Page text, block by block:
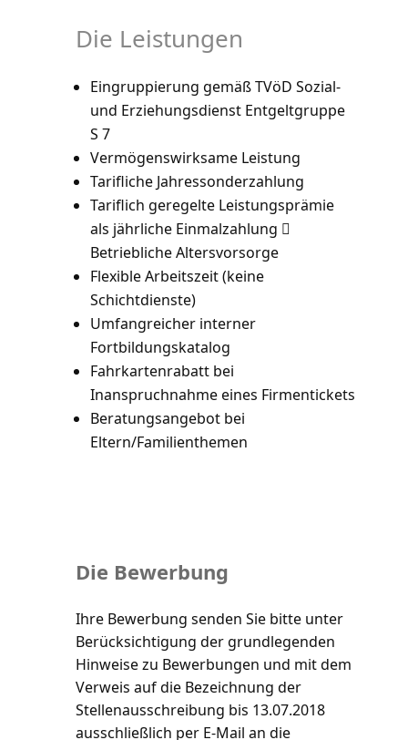
Die Leistungen
Eingruppierung gemäß TVöD Sozial-
und Erziehungsdienst Entgeltgruppe
S 7
Vermögenswirksame Leistung
Tarifliche Jahressonderzahlung
Tariflich geregelte Leistungsprämie
als jährliche Einmalzahlung 
Betriebliche Altersvorsorge
Flexible Arbeitszeit (keine
Schichtdienste)
Umfangreicher interner
Fortbildungskatalog
Fahrkartenrabatt bei
Inanspruchnahme eines Firmentickets
Beratungsangebot bei
Eltern/Familienthemen
Die Bewerbung
Ihre Bewerbung senden Sie bitte unter
Berücksichtigung der grundlegenden
Hinweise zu Bewerbungen und mit dem
Verweis auf die Bezeichnung der
Stellenausschreibung bis 13.07.2018
ausschließlich per E-Mail an die